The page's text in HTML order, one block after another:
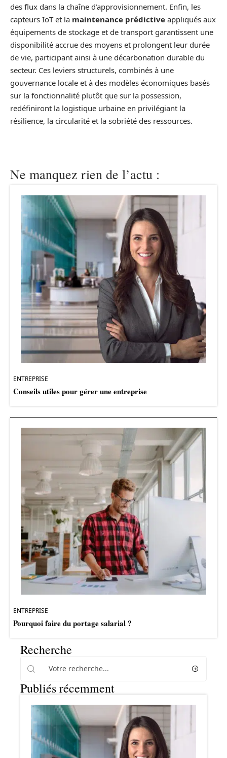
des flux dans la chaîne d’approvisionnement. Enfin, les
capteurs IoT et la maintenance prédictive appliqués aux
équipements de stockage et de transport garantissent une
disponibilité accrue des moyens et prolongent leur durée
de vie, participant ainsi à une décarbonation durable du
secteur. Ces leviers structurels, combinés à une
gouvernance locale et à des modèles économiques basés
sur la fonctionnalité plutôt que sur la possession,
redéfiniront la logistique urbaine en privilégiant la
résilience, la circularité et la sobriété des ressources.
Ne manquez rien de l’actu :
ENTREPRISE
Conseils utiles pour gérer une entreprise
ENTREPRISE
Pourquoi faire du portage salarial ?
Recherche
Publiés récemment